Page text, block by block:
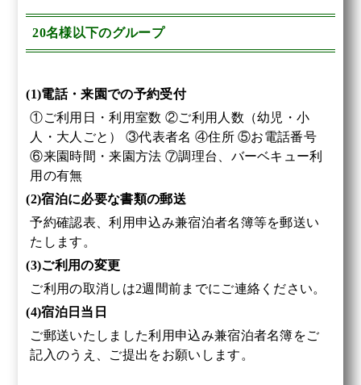
20名様以下のグループ
(1)電話・来園での予約受付
①ご利用日・利用室数 ②ご利用人数（幼児・小
人・大人ごと） ③代表者名 ④住所 ⑤お電話番号
⑥来園時間・来園方法 ⑦調理台、バーベキュー利
用の有無
(2)宿泊に必要な書類の郵送
予約確認表、利用申込み兼宿泊者名簿等を郵送い
たします。
(3)ご利用の変更
ご利用の取消しは2週間前までにご連絡ください。
(4)宿泊日当日
ご郵送いたしました利用申込み兼宿泊者名簿をご
記入のうえ、ご提出をお願いします。